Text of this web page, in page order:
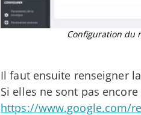
Configuration du
Il faut ensuite renseigner la
Si elles ne sont pas
https://www.google.com/